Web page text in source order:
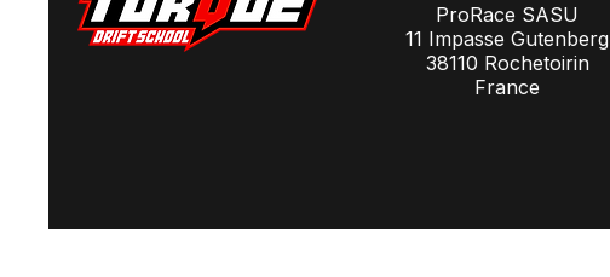
ProRace SASU
11 Impasse Gutenberg
38110 Rochetoirin
France